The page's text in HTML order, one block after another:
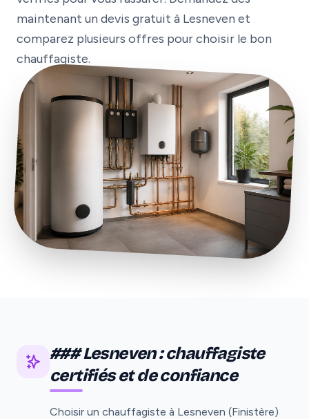
maintenant un devis gratuit à Lesneven et
comparez plusieurs offres pour choisir le bon
chauffagiste.
### Lesneven : chauffagiste
certifiés et de confiance
Choisir un chauffagiste à Lesneven (Finistère)